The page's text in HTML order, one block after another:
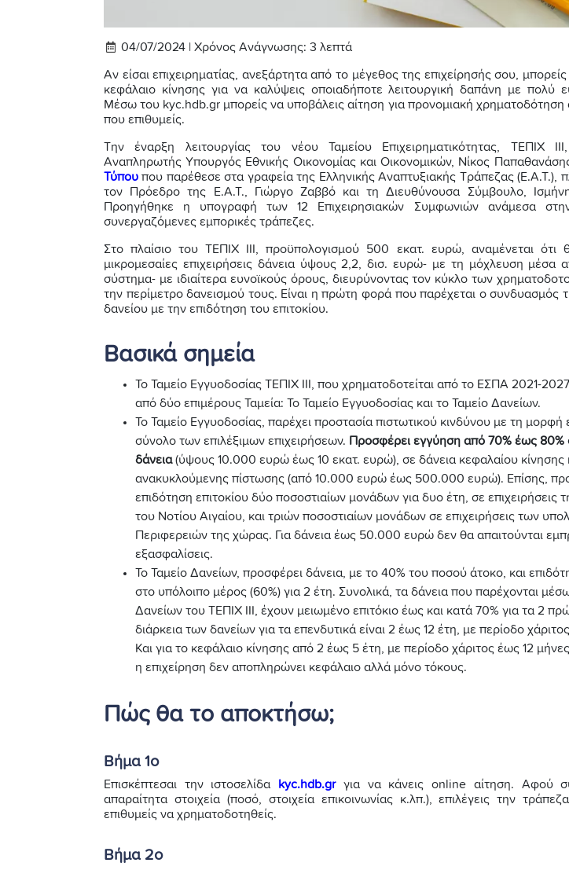
04/07/2024 | Χρόνος Ανάγνωσης: 3 λεπτά
Αν είσαι επιχειρηματίας, ανεξάρτητα από το μέγεθος της επιχείρησής σου,
κεφάλαιο κίνησης για να καλύψεις οποιαδήποτε λειτουργική δαπάνη με πολύ
Μέσω του kyc.hdb.gr μπορείς να υποβάλεις αίτηση για προνομιακή
που επιθυμείς.
Την έναρξη λειτουργίας του νέου Ταμείου Επιχειρηματικότητας, ΤΕΠΙΧ
Αναπληρωτής Υπουργός Εθνικής Οικονομίας και Οικονομικών, Νίκος
Τύπου που παρέθεσε στα γραφεία της Ελληνικής Αναπτυξιακής Τράπεζας (Ε.Α.Τ.),
τον Πρόεδρο της Ε.Α.Τ., Γιώργο Ζαββό και τη Διευθύνουσα Σύμβουλο,
Προηγήθηκε η υπογραφή των 12 Επιχειρησιακών Συμφωνιών ανάμεσα
συνεργαζόμενες εμπορικές τράπεζες.
Στο πλαίσιο του ΤΕΠΙΧ ΙΙΙ, προϋπολογισμού 500 εκατ. ευρώ, αναμένεται ότι
μικρομεσαίες επιχειρήσεις δάνεια ύψους 2,2, δισ. ευρώ- με τη μόχλευση μέσα
σύστημα- με ιδιαίτερα ευνοϊκούς όρους, διευρύνοντας τον κύκλο των
την περίμετρο δανεισμού τους. Είναι η πρώτη φορά που παρέχεται ο συνδυασμός
δανείου με την επιδότηση του επιτοκίου.
Βασικά σημεία
Το Ταμείο Εγγυοδοσίας ΤΕΠΙΧ ΙΙΙ, που χρηματοδοτείται από το ΕΣΠΑ 2021-
από δύο επιμέρους Ταμεία: Το Ταμείο Εγγυοδοσίας και το Ταμείο Δανείων.
Το Ταμείο Εγγυοδοσίας, παρέχει προστασία πιστωτικού κινδύνου με τη μορφή
σύνολο των επιλέξιμων επιχειρήσεων. Προσφέρει εγγύηση από 70% έως 80%
δάνεια(ύψους 10.000 ευρώ έως 10 εκατ. ευρώ), σε δάνεια κεφαλαίου κίνησης
ανακυκλούμενης πίστωσης (από 10.000 ευρώ έως 500.000 ευρώ). Επίσης,
επιδότηση επιτοκίου δύο ποσοστιαίων μονάδων για δυο έτη, σε επιχειρήσεις
του Νοτίου Αιγαίου, και τριών ποσοστιαίων μονάδων σε επιχειρήσεις των
Περιφερειών της χώρας. Για δάνεια έως 50.000 ευρώ δεν θα απαιτούνται
εξασφαλίσεις.
Το Ταμείο Δανείων, προσφέρει δάνεια, με το 40% του ποσού άτοκο, και
στο υπόλοιπο μέρος (60%) για 2 έτη. Συνολικά, τα δάνεια που παρέχονται
Δανείων του ΤΕΠΙΧ ΙΙΙ, έχουν μειωμένο επιτόκιο έως και κατά 70% για τα 2
διάρκεια των δανείων για τα επενδυτικά είναι 2 έως 12 έτη, με περίοδο
Και για το κεφάλαιο κίνησης από 2 έως 5 έτη, με περίοδο χάριτος έως 12
η επιχείρηση δεν αποπληρώνει κεφάλαιο αλλά μόνο τόκους.
Πώς θα το αποκτήσω;
Βήμα 1ο
Επισκέπτεσαι την ιστοσελίδα kyc.hdb.grγια να κάνεις online αίτηση. Αφού
απαραίτητα στοιχεία (ποσό, στοιχεία επικοινωνίας κ.λπ.), επιλέγεις την
επιθυμείς να χρηματοδοτηθείς.
Βήμα 2ο